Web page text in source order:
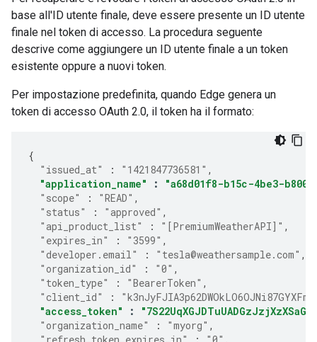
base all'ID utente finale, deve essere presente un ID utente
finale nel token di accesso. La procedura seguente
descrive come aggiungere un ID utente finale a un token
esistente oppure a nuovi token.
Per impostazione predefinita, quando Edge genera un
token di accesso OAuth 2.0, il token ha il formato:
{
"issued_at"
: "1421847736581" ,
"application_name"
:
"a68d01f8-b15c-4be3-
"scope"
: "READ" ,
"status"
: "approved" ,
"api_product_list"
: "[PremiumWeatherAPI]" ,
"expires_in"
: "3599" ,
"developer.email"
: "tesla@weathersample.com" ,
"organization_id"
: "0" ,
"token_type"
: "BearerToken" ,
"client_id"
:
"access_token"
:
"organization_name"
: "myorg" ,